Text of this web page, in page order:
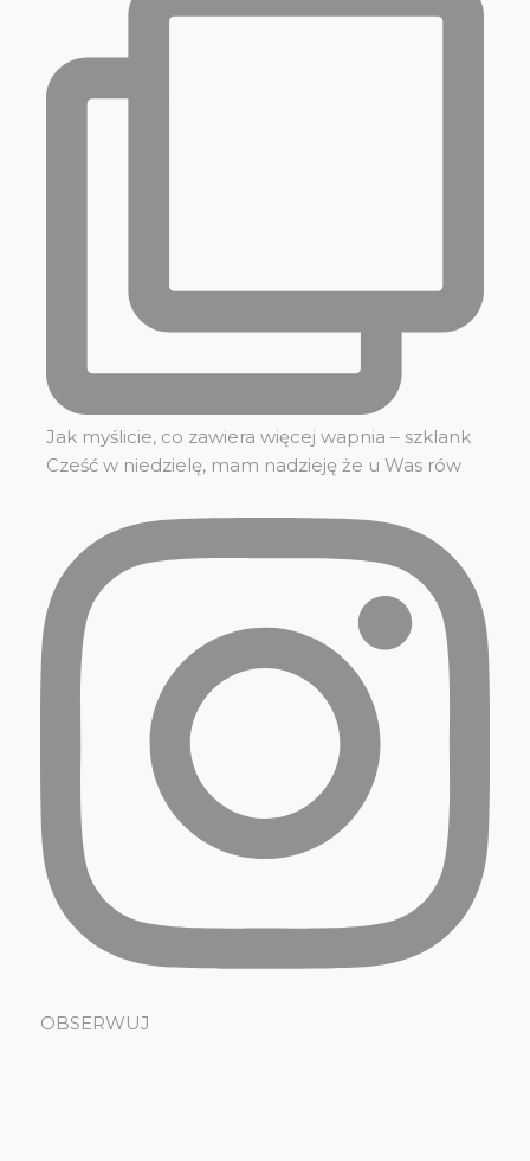
Jak myślicie, co zawiera więcej wapnia – szklank
Cześć w niedzielę, mam nadzieję że u Was rów
OBSERWUJ